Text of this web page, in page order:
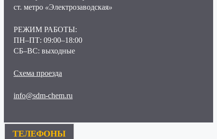
ст. метро «Электрозаводская»
РЕЖИМ РАБОТЫ:
ПН–ПТ: 09:00–18:00
СБ–ВС: выходные
Схема проезда
info@sdm-chem.ru
ТЕЛЕФОНЫ